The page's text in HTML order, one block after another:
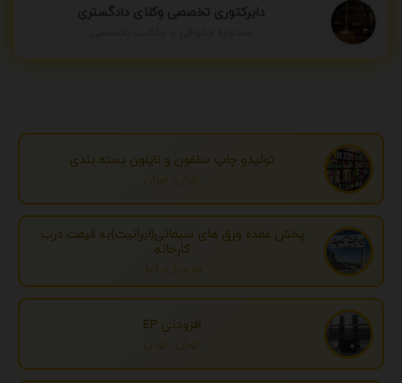
دایرکتوری تخصصی وکلای دادگستری
تولیدو چاپ سلفون و نایلون بسته بندی
تهران، تهران
پخش عمده ورق های سیمانی(ایرانیت)به قیمت درب
کارخانه
مازندران، آمل
افزودنی EP
تهران، تهران